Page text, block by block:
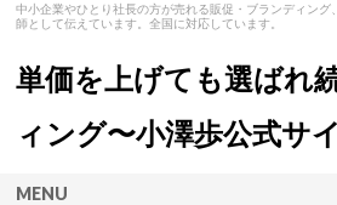
中小企業やひとり社長の方が売れる販促・ブランディング
師として伝えています。全国に対応しています。
単価を上げても選ばれ
ィング〜小澤歩公式サ
MENU